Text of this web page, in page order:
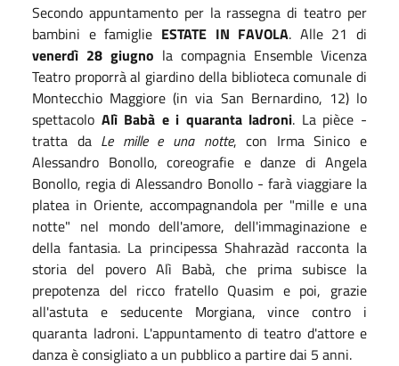
Secondo appuntamento per la rassegna di teatro per
bambini e famiglie ESTATE IN FAVOLA. Alle 21 di
venerdì 28 giugno la compagnia Ensemble Vicenza
Teatro proporrà al giardino della biblioteca comunale di
Montecchio Maggiore (in via San Bernardino, 12) lo
spettacolo Alì Babà e i quaranta ladroni. La pièce -
tratta da Le mille e una notte, con Irma Sinico e
Alessandro Bonollo, coreografie e danze di Angela
Bonollo, regia di Alessandro Bonollo - farà viaggiare la
platea in Oriente, accompagnandola per "mille e una
notte" nel mondo dell'amore, dell'immaginazione e
della fantasia. La principessa Shahrazàd racconta la
storia del povero Alì Babà, che prima subisce la
prepotenza del ricco fratello Quasim e poi, grazie
all'astuta e seducente Morgiana, vince contro i
quaranta ladroni. L'appuntamento di teatro d'attore e
danza è consigliato a un pubblico a partire dai 5 anni.